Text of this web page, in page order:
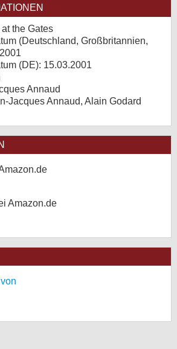
the Gates
(Deutschland, Großbritannien,
(DE): 15.03.2001
Annaud
Jacques Annaud, Alain Godard
Amazon.de